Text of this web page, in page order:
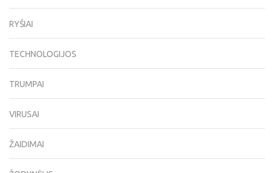
RYŠIAI
TECHNOLOGIJOS
TRUMPAI
VIRUSAI
ŽAIDIMAI